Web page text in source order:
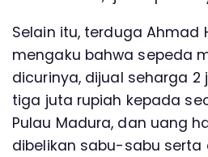
Selain itu, terduga Ahmad
mengaku bahwa sepeda
dicurinya, dijual seharga
tiga juta rupiah kepada
Pulau Madura, dan uang
dibelikan sabu-sabu serta